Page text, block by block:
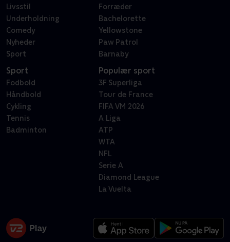
Livsstil
Underholdning
Comedy
Nyheder
Sport
Forræder
Bachelorette
Yellowstone
Paw Patrol
Barnaby
Sport
Fodbold
Håndbold
Cykling
Tennis
Badminton
Populær sport
3F Superliga
Tour de France
FIFA VM 2026
A Liga
ATP
WTA
NFL
Serie A
Diamond League
La Vuelta